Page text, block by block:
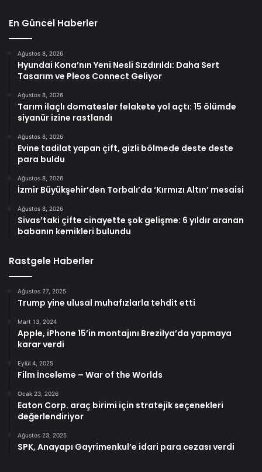
En Güncel Haberler
Ağustos 8, 2026
Hyundai Kona’nın Yeni Nesli Sızdırıldı: Daha Sert
Tasarım ve Pleos Connect Geliyor
Ağustos 8, 2026
Tarım ilaçlı domatesler felakete yol açtı: 15 ölümde
siyanür izine rastlandı
Ağustos 8, 2026
Evine tadilat yapan çift, gizli bölmede deste deste
para buldu
Ağustos 8, 2026
İzmir Büyükşehir’den Torbalı’da ‘Kırmızı Altın’ mesaisi
Ağustos 8, 2026
Sivas’taki çifte cinayette şok gelişme: 6 yıldır aranan
babanın kemikleri bulundu
Rastgele Haberler
Ağustos 27, 2025
Trump yine ulusal muhafızlarla tehdit etti
Mart 13, 2024
Apple, iPhone 15’in montajını Brezilya’da yapmaya
karar verdi
Eylül 4, 2025
Film İnceleme – War of the Worlds
Ocak 23, 2026
Eaton Corp. araç birimi için stratejik seçenekleri
değerlendiriyor
Ağustos 23, 2025
SPK, Anayapı Gayrimenkul’e idari para cezası verdi